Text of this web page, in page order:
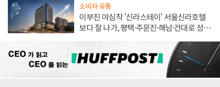
소비자·유통
이부진 야심작 '신라스테이' 서울신라호텔
보다 잘 나가, 평택·주문진·해남·건대로 성